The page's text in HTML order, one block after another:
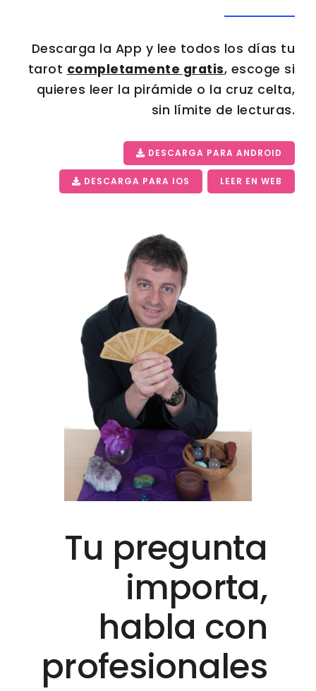
Descarga la App y lee todos los días tu
tarot completamente gratis, escoge si
quieres leer la pirámide o la cruz celta,
sin límite de lecturas.
DESCARGA PARA ANDROID
DESCARGA PARA IOS LEER EN WEB
Tu pregunta
importa,
habla con
profesionales